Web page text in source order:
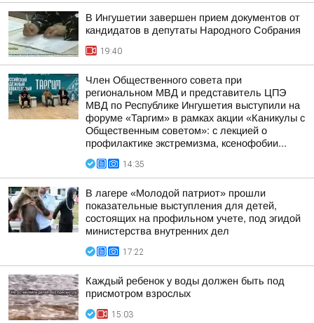
В Ингушетии завершен прием документов от
кандидатов в депутаты Народного Собрания
19:40
Член Общественного совета при
региональном МВД и представитель ЦПЭ
МВД по Республике Ингушетия выступили на
форуме «Таргим» в рамках акции «Каникулы с
Общественным советом»: с лекцией о
профилактике экстремизма, ксенофобии...
14:35
В лагере «Молодой патриот» прошли
показательные выступления для детей,
состоящих на профильном учете, под эгидой
министерства внутренних дел
17:22
Каждый ребенок у воды должен быть под
присмотром взрослых
15:03